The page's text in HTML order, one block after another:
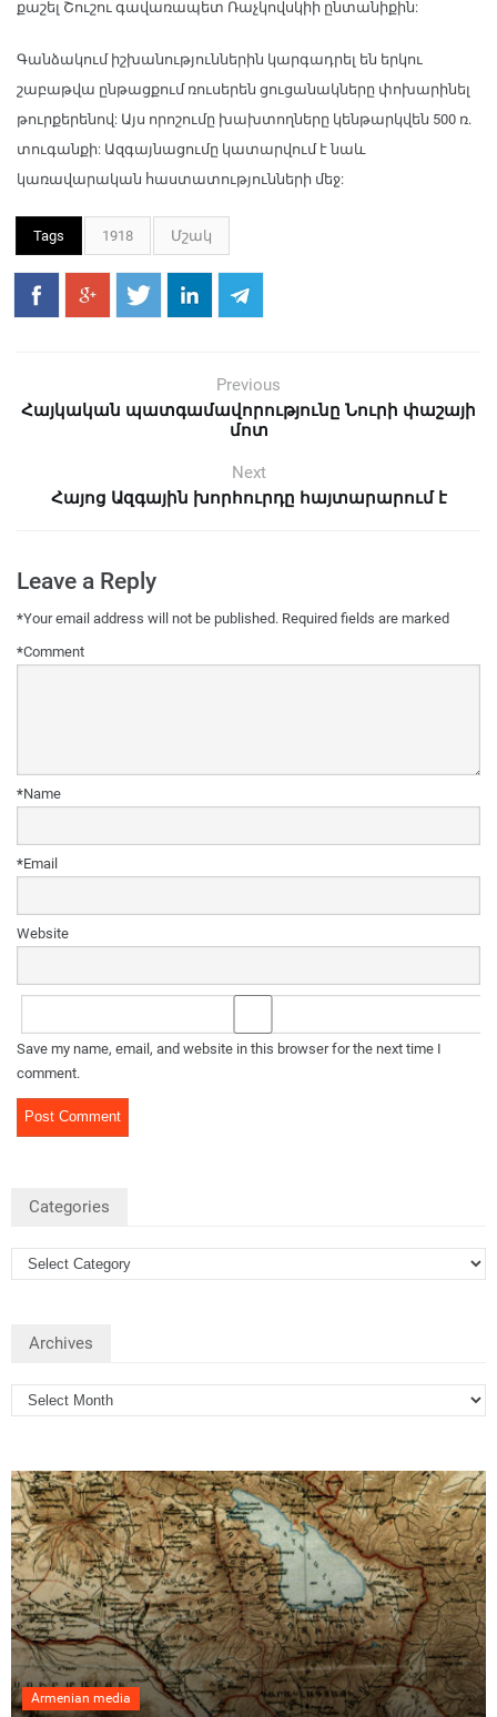
քաշել Շուշու գավառապետ Ռաչկովսկիի ընտանիքին:
Գանձակում իշխանություններին կարգադրել են երկու
շաբաթվա ընթացքում ռուսերեն ցուցանակները փոխարինել
թուրքերենով: Այս որոշումը խախտողները կենթարկվեն 500 ռ.
տուգանքի: Ազգայնացումը կատարվում է նաև
կառավարական հաստատությունների մեջ:
Tags 1918 Մշակ
Previous
Հայկական պատգամավորությունը Նուրի փաշայի
մոտ
Next
Հայոց Ազգային խորհուրդը հայտարարում է
Leave a Reply
Your email address will not be published. Required fields are marked
*
Comment
*
Name
*
Email
*
Website
Save my name, email, and website in this browser for the next time I
comment.
Categories
Archives
Armenian media